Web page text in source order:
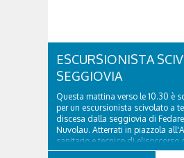
ESCURSIONISTA
SEGGIOVIA
Questa mattina verso le 10.30 è
per un escursionista scivolato a
discesa dalla seggiovia di
Nuvolau. Atterrati in piazzola
sanitario e tecnico di elisoccorso
raggiunto il 74enne di Teolo...